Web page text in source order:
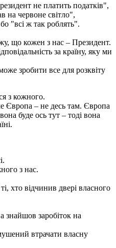
не платить податків",
на червоне світло",
"всі ж так роблять".
що кожен з нас – Президент.
за країну, яку ми
зробити все для розквіту
з кожного.
– не десь там. Європа
буде ось тут – тоді вона
з нас.
хто відчинив двері власного
знайшов заробіток на
втрачати власну